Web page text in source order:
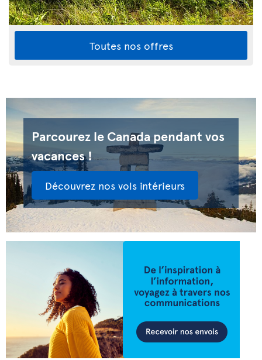
Toutes nos offres
Parcourez le Canada pendant vos
vacances !
Découvrez nos vols intérieurs